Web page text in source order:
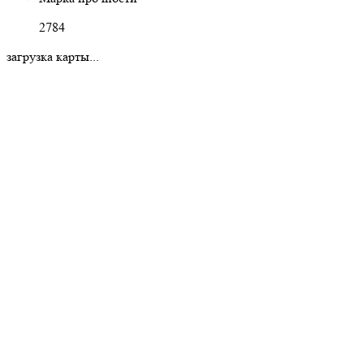
2784
загрузка карты...